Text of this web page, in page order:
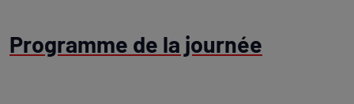
Programme de la journée